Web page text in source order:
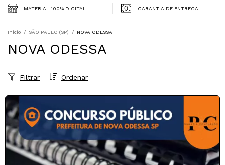
MATERIAL 100% DIGITAL GARANTIA DE ENTREGA
Início / SÃO PAULO (SP) / NOVA ODESSA
NOVA ODESSA
Ordenar
Filtrar